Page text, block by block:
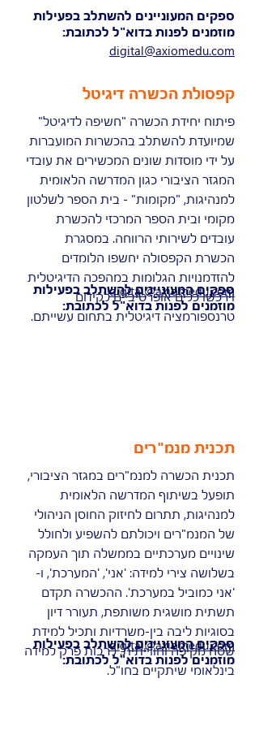
digital@axiomedu.com
ספקים המעוניינים להשתלב בפעילות
מוזמנים לפנות בדוא"ל לכתובת:
קפסולת הכשרה דיגיטל
פיתוח יחידת הכשרה "חשיפה לדיגיטל"
שמיועדת להשתלב בהכשרות המועברות
על ידי מוסדות שונים המכשירים את עובדי
המגזר הציבורי כגון המדרשה הלאומית
למנהיגות, "מקומות" - בית הספר לשלטון
מקומי ובית הספר המרכזי להכשרת
עובדים לשירותי הרווחה. במסגרת
הכשרת הקפסולה יחשפו הלומדים
להזדמנויות הגלומות במהפכה הדיגיטלית
וירכשו כלים אופרטיביים לקידום
טרנספורמציה דיגיטלית בתחום עשייתם.
ספקים המעוניינים להשתלב בפעילות
מוזמנים לפנות בדוא"ל לכתובת:
digital@axiomedu.com
תכנית מנמ"רים
תכנית הכשרה למנמ"רים במגזר הציבורי,
תופעל בשיתוף המדרשה הלאומית
למנהיגות, תתרום לחיזוק החוסן הניהולי
של המנמ"רים ויכולתם להשפיע ולחולל
שינויים מערכתיים בממשלה תוך העמקה
בשלושה צירי למידה: 'אני', 'המערכת', ו-
'אני כמוביל במערכת'. ההכשרה תקדם
תשתית מושגית משותפת, תעורר דיון
בסוגיות ליבה בין-משרדיות ותכיל למידת
שטח מקיפה וחווייתית, לרבות פרק למידה
בינלאומי שיתקיים בחו"ל.
ספקים המעוניינים להשתלב בפעילות
מוזמנים לפנות בדוא"ל לכתובת:
digital@axiomedu.com